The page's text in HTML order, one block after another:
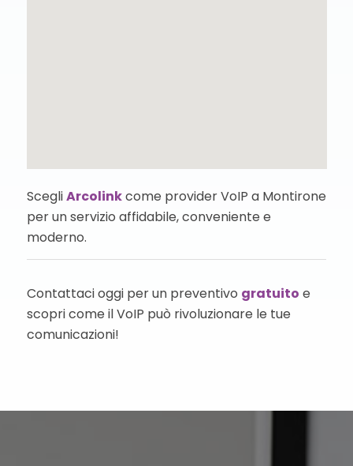
ScegliArcolinkcome provider VoIP a Montirone
per un servizio affidabile, conveniente e
moderno.
Contattaci oggi per un preventivo gratuito e
scopri come il VoIP può rivoluzionare le tue
comunicazioni!